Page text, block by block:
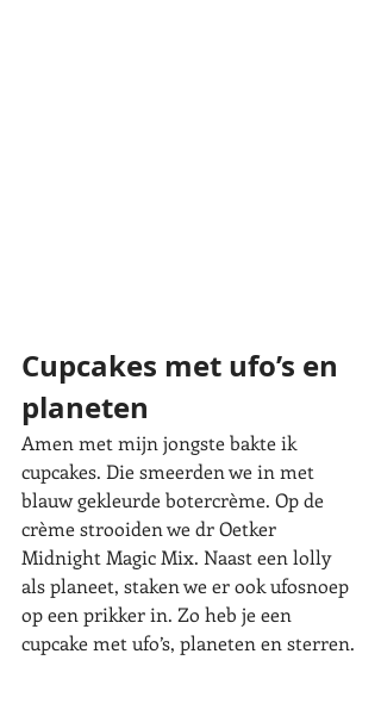
Cupcakes met ufo’s en
planeten
Amen met mijn jongste bakte ik
cupcakes. Die smeerden we in met
blauw gekleurde botercrème. Op de
crème strooiden we dr Oetker
Midnight Magic Mix. Naast een lolly
als planeet, staken we er ook ufosnoep
op een prikker in. Zo heb je een
cupcake met ufo’s, planeten en sterren.